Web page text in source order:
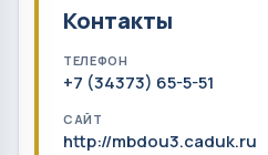
Контакты
ТЕЛЕФОН
+7 (34373) 65-5-51
САЙТ
http://mbdou3.caduk.ru